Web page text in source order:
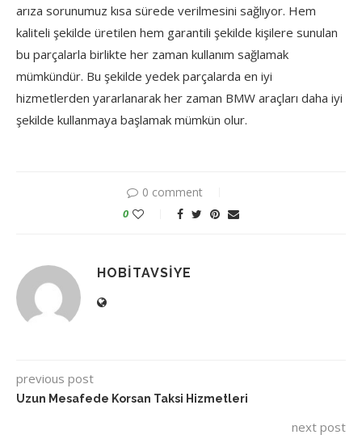
arıza sorunumuz kısa sürede verilmesini sağlıyor. Hem
kaliteli şekilde üretilen hem garantili şekilde kişilere sunulan
bu parçalarla birlikte her zaman kullanım sağlamak
mümkündür. Bu şekilde yedek parçalarda en iyi
hizmetlerden yararlanarak her zaman BMW araçları daha iyi
şekilde kullanmaya başlamak mümkün olur.
0 comment
0
HOBITAVSIYE
previous post
Uzun Mesafede Korsan Taksi Hizmetleri
next post